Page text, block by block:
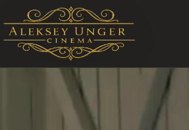
STARTSEITE ALEKSEY UNGER CINEMA